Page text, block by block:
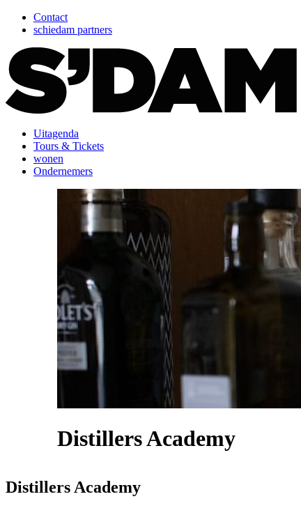
Contact
schiedam partners
Uitagenda
Tours & Tickets
wonen
Ondernemers
Distillers Academy
Distillers Academy